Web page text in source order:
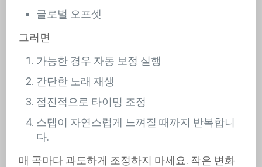
글로벌 오프셋
그러면
가능한 경우 자동 보정 실행
간단한 노래 재생
점진적으로 타이밍 조정
스텝이 자연스럽게 느껴질 때까지 반복합니
다.
매 곡마다 과도하게 조정하지 마세요. 작은 변화